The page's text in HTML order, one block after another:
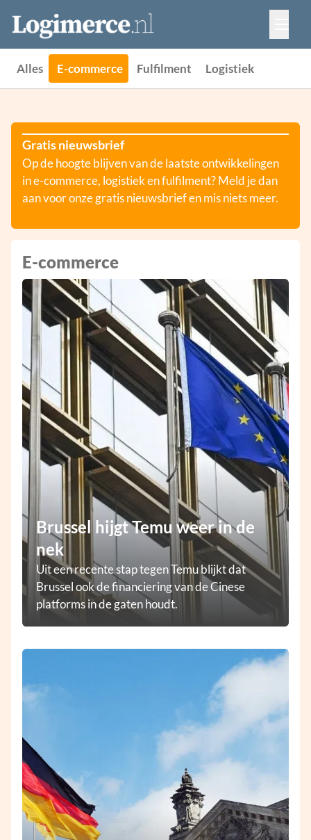
Vacatures
Events
Adverteren
Partners
Alles E-commerce Fulfilment Logistiek
Gratis nieuwsbrief
Op de hoogte blijven van de laatste ontwikkelingen
in e-commerce, logistiek en fulfilment? Meld je dan
aan voor onze gratis nieuwsbrief en mis niets meer.
E-commerce
Brussel hijgt Temu weer in de
nek
Uit een recente stap tegen Temu blijkt dat
Brussel ook de financiering van de Cinese
platforms in de gaten houdt.